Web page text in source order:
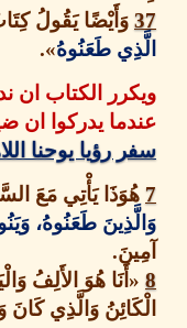
وَأَيْضًا يَقُولُ كِتَابٌ آخَرُ
طَعَنُوهُ ».
الكتاب ان
يدركوا ان ضيقهم
رؤيا يوحنا اللاهوتي1
يَأْتِي مَعَ
طَعَنُوهُ ، وَيَنُوحُ
أَنَا هُوَ الأَلِفُ وَالْيَاءُ،
وَالَّذِي كَانَ وَالَّذِي